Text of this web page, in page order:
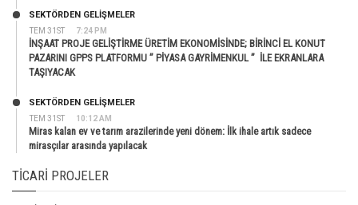
TEM 31ST 7:24 PM
SEKTÖRDEN GELIŞMELER
İNŞAAT PROJE GELİŞTİRME ÜRETİM EKONOMİSİNDE; BİRİNCİ EL KONUT
PAZARINI GPPS PLATFORMU ” PİYASA GAYRİMENKUL ” İLE EKRANLARA
TAŞIYACAK
TEM 31ST 10:12 AM
SEKTÖRDEN GELIŞMELER
Miras kalan ev ve tarım arazilerinde yeni dönem: İlk ihale artık sadece
mirasçılar arasında yapılacak
TICARI PROJELER